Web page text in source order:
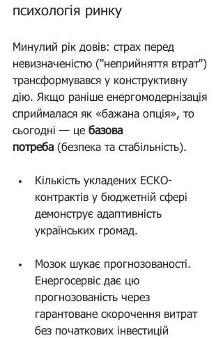
психологія ринку
Минулий рік довів: страх перед
невизначеністю ("неприйняття втрат")
трансформувався у конструктивну
дію. Якщо раніше енергомодернізація
сприймалася як «бажана опція», то
сьогодні — це базова
потреба (безпека та стабільність).
Кількість укладених ЕСКО-
контрактів у бюджетній сфері
демонструє адаптивність
українських громад.
Мозок шукає прогнозованості.
Енергосервіс дає цю
прогнозованість через
гарантоване скорочення витрат
без початкових інвестицій